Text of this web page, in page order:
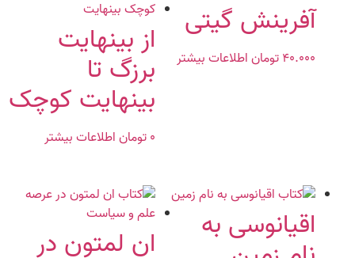
آفرینش گیتی
۴۰.۰۰۰توماناطلاعات بیشتر از بینهایت
برزگ تا
بینهایت کوچک
۰تومان اطلاعات بیشتر
اقیانوسی به ان لمتون در